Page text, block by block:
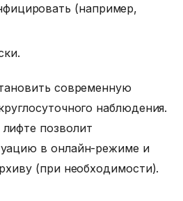
(например,
современную
наблюдения.
позволит
в онлайн-режиме и
(при необходимости).